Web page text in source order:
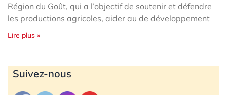
Région du Goût, qui a l’objectif de soutenir et défendre
les productions agricoles, aider au de développement
Lire plus »
Suivez-nous
Archives